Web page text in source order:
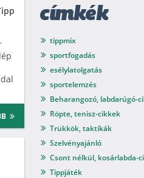
címkék
tippmix
sportfogadás
esélylatolgatás
sportelemzés
Beharangozó, labdarúgó-
Röpte, tenisz-cikkek
Trükkök, taktikák
Szelvényajánló
Csont nélkül, kosárlabda-
Tippjáték